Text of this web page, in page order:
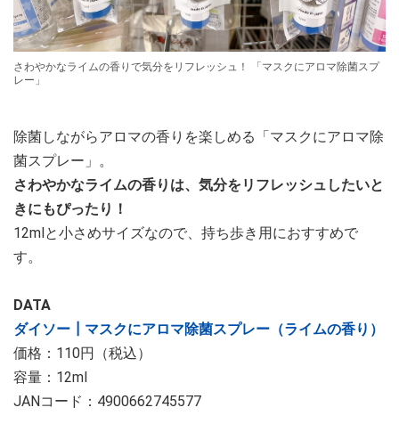
さわやかなライムの香りで気分をリフレッシュ！ 「マスクにアロマ除菌スプ
レー」
除菌しながらアロマの香りを楽しめる「マスクにアロマ除
菌スプレー」。
さわやかなライムの香りは、気分をリフレッシュしたいと
きにもぴったり！
12mlと小さめサイズなので、持ち歩き用におすすめで
す。
DATA
ダイソー┃マスクにアロマ除菌スプレー（ライムの香り）
価格：110円（税込）
容量：12ml
JANコード：4900662745577